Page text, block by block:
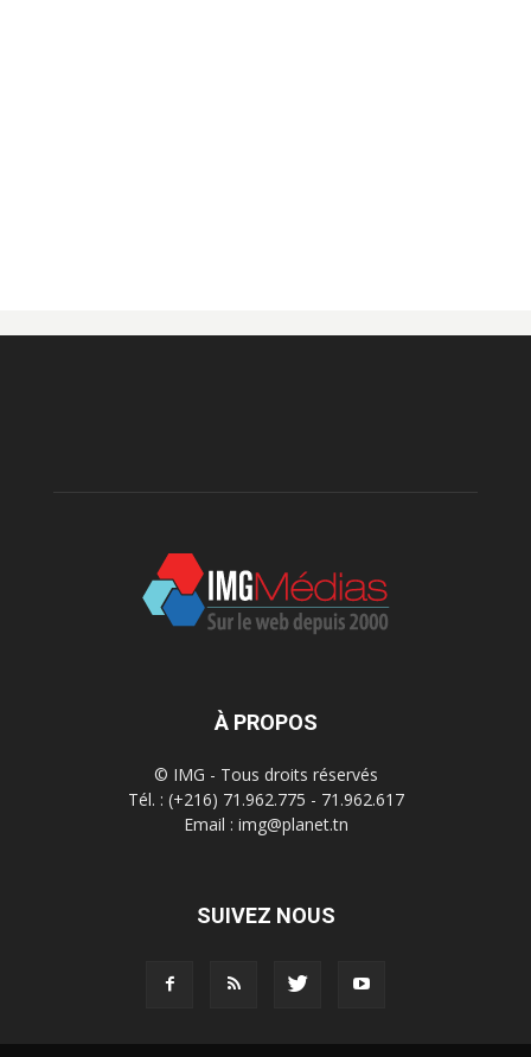
À PROPOS
© IMG - Tous droits réservés
Tél. : (+216) 71.962.775 - 71.962.617
Email : img@planet.tn
SUIVEZ NOUS